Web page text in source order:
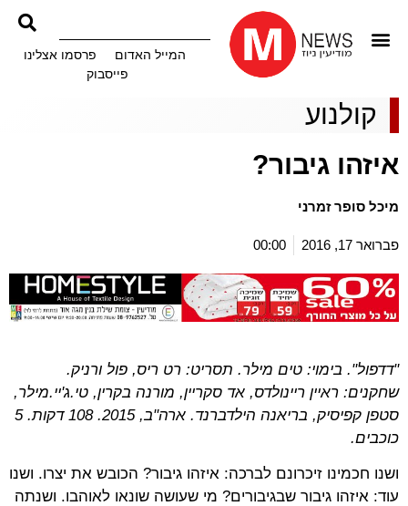
המייל האדום
פרסמו אצלינו
פייסבוק
קולנוע
איזהו גיבור?
מיכל סופר זמרני
פברואר 17, 2016 00:00
"דדפול". בימוי: טים מילר. תסריט: רט ריס, פול ורניק.
שחקנים: ראיין ריינולדס, אד סקריין, מורנה בקרין, טי.ג'יי.מילר,
סטפן קפיסיק, בריאנה הילדברנד. ארה"ב, 2015. 108 דקות. 5
כוכבים.
ושנו חכמינו זיכרונם לברכה: איזהו גיבור? הכובש את יצרו. ושנו
עוד: איזהו גיבור שבגיבורים? מי שעושה שונאו לאוהבו.ושנתה